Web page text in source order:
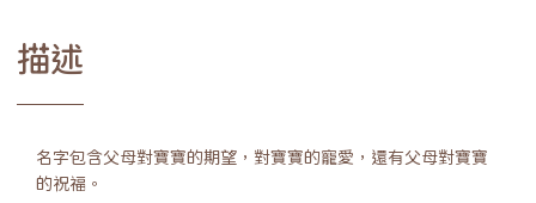
描述
名字包含父母對寶寶的期望，對寶寶的寵愛，還有父母對寶寶
的祝福。